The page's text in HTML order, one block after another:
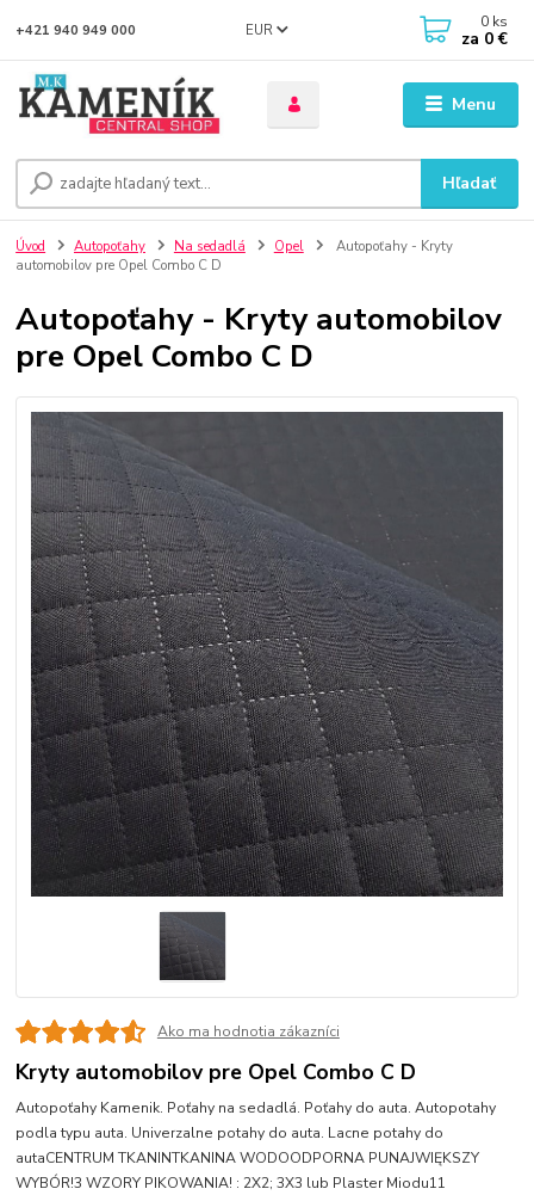
Menu
EUR
Hľadať
+421 940 949 000 0 ks
za 0 €
Úvod Autopoťahy Na sedadlá Opel
Autopoťahy - Kryty
automobilov pre Opel Combo C D
Autopoťahy - Kryty automobilov
pre Opel Combo C D
Ako ma hodnotia zákazníci
Kryty automobilov pre Opel Combo C D
Autopoťahy Kamenik. Poťahy na sedadlá. Poťahy do auta. Autopotahy
podla typu auta. Univerzalne potahy do auta. Lacne potahy do
autaCENTRUM TKANINTKANINA WODOODPORNA PUNAJWIĘKSZY
WYBÓR!3 WZORY PIKOWANIA! : 2X2; 3X3 lub Plaster Miodu11